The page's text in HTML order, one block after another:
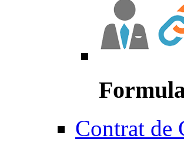
Contrat de